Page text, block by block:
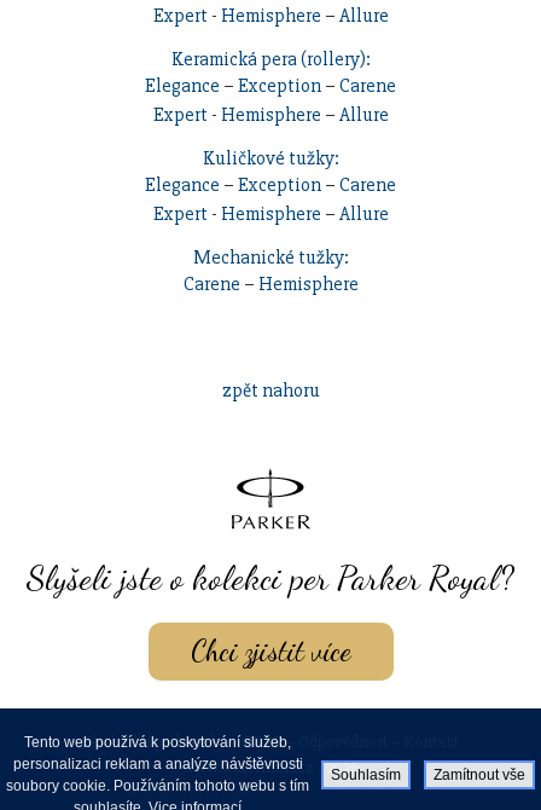
Tento web používá k poskytování služeb,
personalizaci reklam a analýze návštěvnosti
soubory cookie. Používáním tohoto webu s tím
Souhlasím Zamítnout vše
Expert - Hemisphere – Allure
Keramická pera (rollery):
Elegance – Exception – Carene
Expert - Hemisphere – Allure
Kuličkové tužky:
Elegance – Exception – Carene
Expert - Hemisphere – Allure
Mechanické tužky:
Carene – Hemisphere
zpět nahoru
Slyšeli jste o kolekci per Parker Royal?
Chci zjistit více
Obchodní podmínky–GDPR–
www.waterman.cz - 2026
Protected by reCAPTCHA:Privacy policy,Terms of service